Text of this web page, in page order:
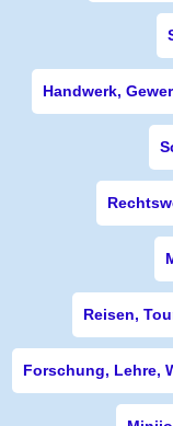
Handwerk,
Reisen,
Forschung, Lehre,